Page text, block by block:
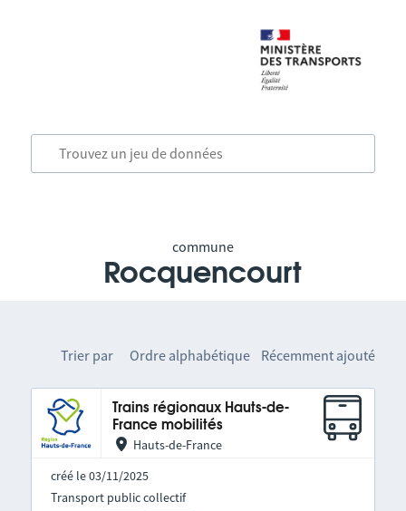
commune
Rocquencourt
Trier par Ordre alphabétique Récemment ajouté
Trains régionaux Hauts-de-
France mobilités
Hauts-de-France
créé le 03/11/2025
Transport public collectif